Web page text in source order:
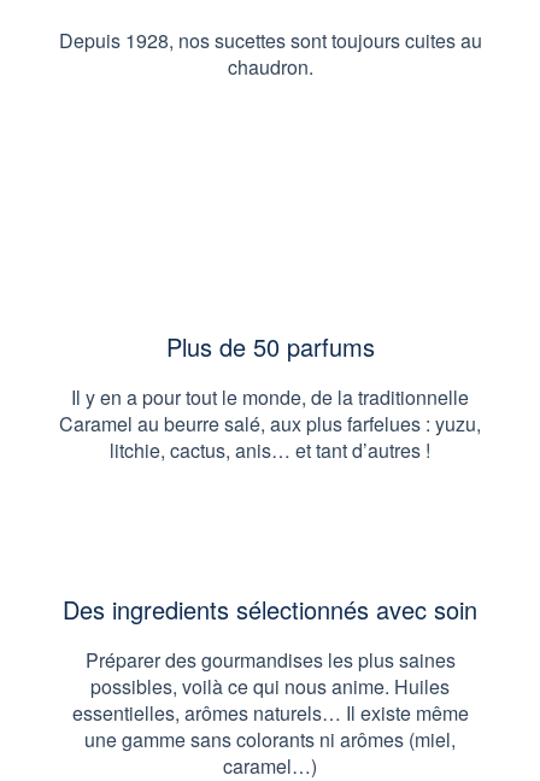
Depuis 1928, nos sucettes sont toujours cuites au
chaudron.
Plus de 50 parfums
Il y en a pour tout le monde, de la traditionnelle
Caramel au beurre salé, aux plus farfelues : yuzu,
litchie, cactus, anis… et tant d’autres !
Des ingredients sélectionnés avec soin
Préparer des gourmandises les plus saines
possibles, voilà ce qui nous anime. Huiles
essentielles, arômes naturels… Il existe même
une gamme sans colorants ni arômes (miel,
caramel…)